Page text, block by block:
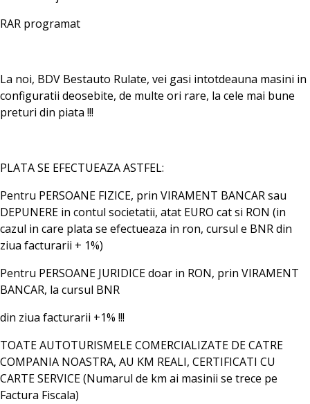
RAR programat
La noi, BDV Bestauto Rulate, vei gasi intotdeauna masini in
configuratii deosebite, de multe ori rare, la cele mai bune
preturi din piata !!!
PLATA SE EFECTUEAZA ASTFEL:
Pentru PERSOANE FIZICE, prin VIRAMENT BANCAR sau
DEPUNERE in contul societatii, atat EURO cat si RON (in
cazul in care plata se efectueaza in ron, cursul e BNR din
ziua facturarii + 1%)
Pentru PERSOANE JURIDICE doar in RON, prin VIRAMENT
BANCAR, la cursul BNR
din ziua facturarii +1% !!!
TOATE AUTOTURISMELE COMERCIALIZATE DE CATRE
COMPANIA NOASTRA, AU KM REALI, CERTIFICATI CU
CARTE SERVICE (Numarul de km ai masinii se trece pe
Factura Fiscala)